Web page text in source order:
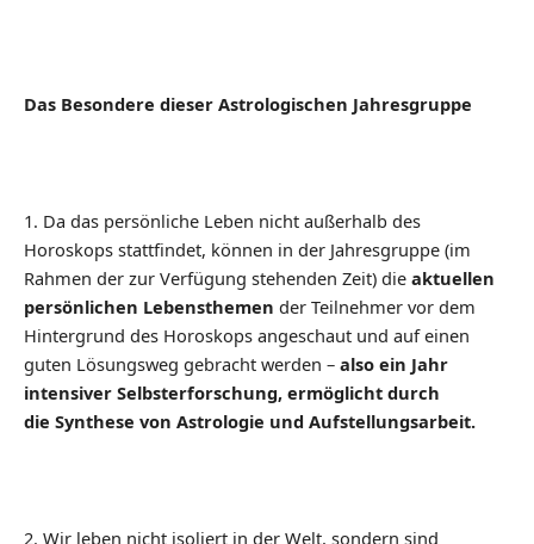
Das Besondere dieser Astrologischen Jahresgruppe
1. Da das persönliche Leben nicht außerhalb des
Horoskops stattfindet, können in der Jahresgruppe (im
Rahmen der zur Verfügung stehenden Zeit) die aktuellen
persönlichen Lebensthemen der Teilnehmer vor dem
Hintergrund des Horoskops angeschaut und auf einen
guten Lösungsweg gebracht werden – also ein Jahr
intensiver Selbsterforschung, ermöglicht durch
die Synthese von Astrologie und Aufstellungsarbeit.
2. Wir leben nicht isoliert in der Welt, sondern sind